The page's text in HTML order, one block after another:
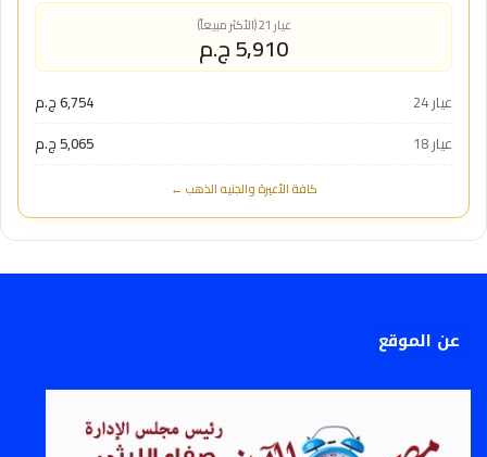
عيار 21 (الأكثر مبيعاً)
5,910 ج.م
عيار 24
6,754 ج.م
عيار 18
5,065 ج.م
كافة الأعيرة والجنيه الذهب ←
عن الموقع